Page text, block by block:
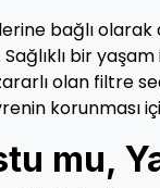
bağlı
bir
olan filtre
korunması
mu,